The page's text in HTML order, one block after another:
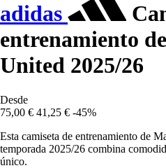
adidas
entrenamiento
United 2025/26
Desde
75,00 € 41,25 € -45%
Esta camiseta de entrenamiento de
temporada 2025/26 combina
único.